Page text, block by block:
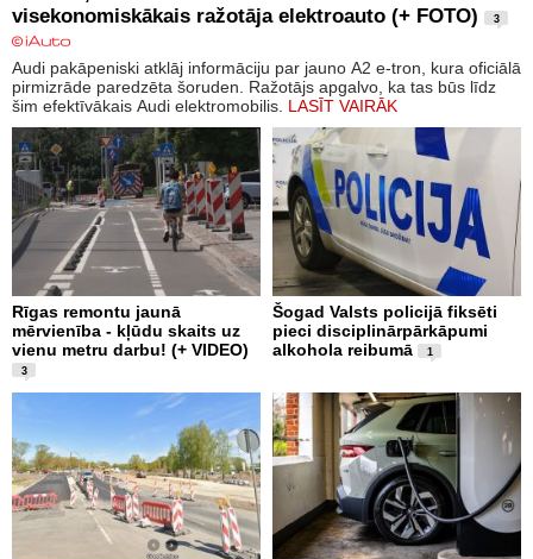
visekonomiskākais ražotāja elektroauto (+ FOTO)
3
Audi pakāpeniski atklāj informāciju par jauno A2 e-tron, kura oficiālā
pirmizrāde paredzēta šoruden. Ražotājs apgalvo, ka tas būs līdz
šim efektīvākais Audi elektromobilis. LASĪT VAIRĀK
Rīgas remontu jaunā
mērvienība - kļūdu skaits uz
vienu metru darbu! (+ VIDEO)
3
Šogad Valsts policijā fiksēti
pieci disciplinārpārkāpumi
alkohola reibumā
1